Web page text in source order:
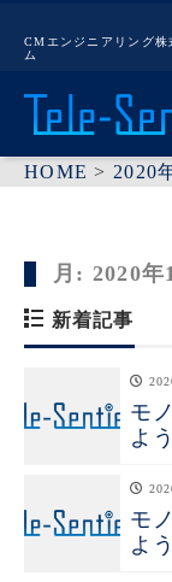
CMエンジニアリング
ム
HOME > 2020
月: 2020年
新着記事
モ
よ
モ
よ